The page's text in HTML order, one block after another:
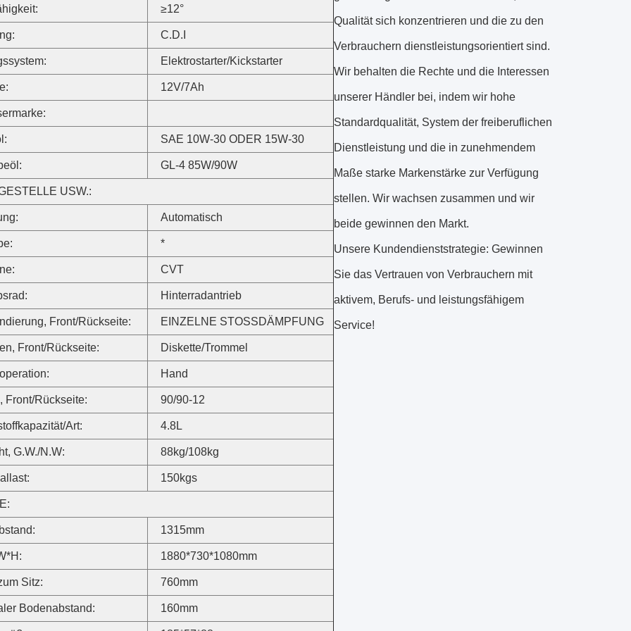
≥12°
C.D.I
Elektrostarter/Kickstarter
12V/7Ah
SAE 10W-30 ODER 15W-30
GL-4 85W/90W
USW.:
Automatisch
*
CVT
Hinterradantrieb
Front/Rückseite: EINZELNE STOSSDÄMPFUNG
Front/Rückseite: Diskette/Trommel
Hand
Front/Rückseite: 90/90-12
Art: 4.8L
G.W./N.W: 88kg/108kg
150kgs
1315mm
1880*730*1080mm
Sitz: 760mm
Bodenabstand: 160mm
Qualität sich konzentrieren und die zu den
Verbrauchern dienstleistungsorientiert sind.
Wir behalten die Rechte und die Interessen
unserer Händler bei, indem wir hohe
Standardqualität, System der freiberuflichen
Dienstleistung und die in zunehmendem
Maße starke Markenstärke zur Verfügung
stellen. Wir wachsen zusammen und wir
beide gewinnen den Markt.
Unsere Kundendienststrategie: Gewinnen
Sie das Vertrauen von Verbrauchern mit
aktivem, Berufs- und leistungsfähigem
Service!